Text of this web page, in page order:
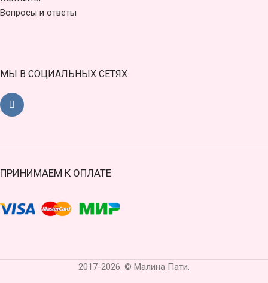
Вопросы и ответы
МЫ В СОЦИАЛЬНЫХ СЕТЯХ
ПРИНИМАЕМ К ОПЛАТЕ
2017-2026. © Малина Пати.